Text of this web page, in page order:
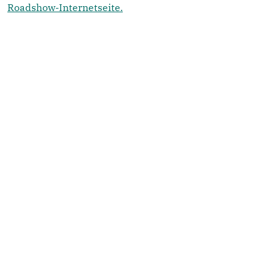
Roadshow-Internetseite.